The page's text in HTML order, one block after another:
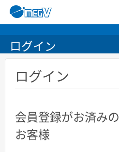
ログイン
ログイン
会員登録がお済みの
お客様